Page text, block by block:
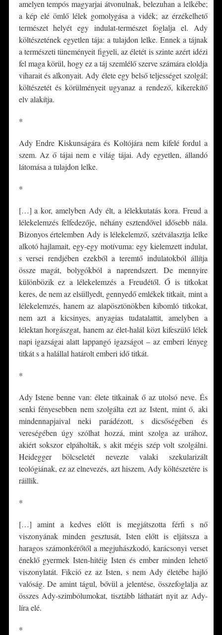
amelyen tempós magyarjai átvonulnak, belezuhan a lelkébe;
a kép elé ömlő lélek gomolygása a vidék; az érzékelhető
természet helyét egy indulat-természet foglalja el. Ady
költészetének egyetlen tája: a tulajdon lelke. Ennek a tájnak
a természeti tüneményeit figyeli, az életét is szinte azért idézi
fel maga körül, hogy ez a táj szemlélő szerve számára eloldja
viharait és alkonyait. Ady élete egy belső teljességet szolgál;
költészetét és körülményeit ugyanaz a rendező, kikerekítő
elv alakítja.
*
Ady Endre Kiskunságára és Koltójára nem kifelé fordul a
szem. Az ő tájai nem e világ tájai. Ady egyetlen, állandó
látomása a tulajdon lelke.
*
[…] a kor, amelyben Ady élt, a lélekkutatás kora. Freud a
lélekelemzés felfedezője, néhány esztendővel idősebb nála.
Bizonyos értelemben Ady is lélekelemző, szétválasztja lelke
alkotó hajlamait, egy-egy motívuma: egy kielemzett indulat,
s versei rendjében ezekből a teremtő indulatokból állítja
össze magát, bolygókból a naprendszert. De mennyire
különbözik ez a lélekelemzés a Freudétől. Ő is titkokat
keres, de nem az elsüllyedt, gennyedő emlékek titkait, mint a
lélekelemzés, hanem az alapösztönökben kibomló titkokat,
nem azt a kicsinyes, anyagias tudatalattit, amelyben a
lélektan horgászgat, hanem az élet-halál közt kifeszülő lélek
napi igazságai alatt lappangó igazságot – az emberi lényeg
titkát s a halállal határolt emberi idő titkát.
*
Ady Istene benne van: élete titkainak ő az utolsó neve. És
senki fényesebben nem szolgálta ezt az Istent, mint ő, aki
mindennapjaival neki parádézott, s dicsőségében és
vereségében úgy szólhat hozzá, mint szolga az urához,
akiért sokszor elpáholták, s akit mégis szép volt szolgálni.
Heidegger bölcseletét nevezte valaki szekularizált
teológiának, ez az elnevezés, azt hiszem, Ady költészetére is
ráillik.
*
[…] amint a kedves előtt is megjátszotta férfi s nő
viszonyának minden gesztusát, Isten előtt is eljátssza a
haragos számonkérőtől a megjuhászkodó, karácsonyi verset
éneklő gyermek Isten-hitéig Isten és ember minden lehető
viszonylatát. Fikció ez az Isten, s nem Ady életébe hajló
valóság. De amint tágul, bővül a jelentése, összefoglalja az
összes Ady-szimbólumokat, tisztább láthatárt nyit az Ady-
líra elé.
*